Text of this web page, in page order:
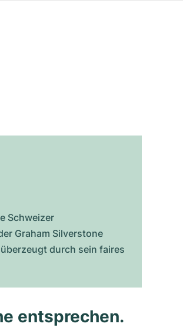
Schweizer
Graham Silverstone
durch sein faires
entsprechen.